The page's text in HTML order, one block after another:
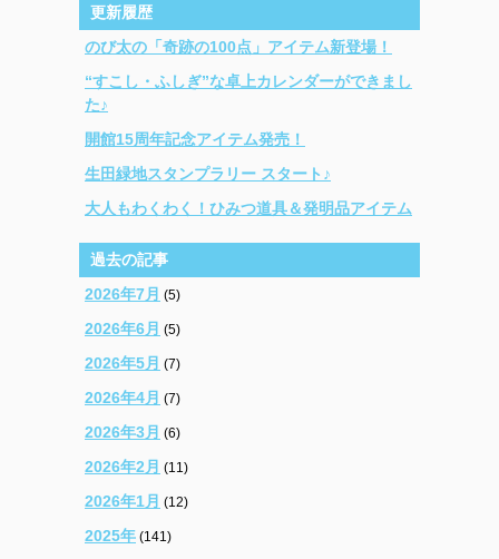
更新履歴
のび太の「奇跡の100点」アイテム新登場！
“すこし・ふしぎ”な卓上カレンダーができまし
た♪
開館15周年記念アイテム発売！
生田緑地スタンプラリー スタート♪
大人もわくわく！ひみつ道具＆発明品アイテム
過去の記事
2026年7月 (5)
2026年6月 (5)
2026年5月 (7)
2026年4月 (7)
2026年3月 (6)
2026年2月 (11)
2026年1月 (12)
2025年 (141)